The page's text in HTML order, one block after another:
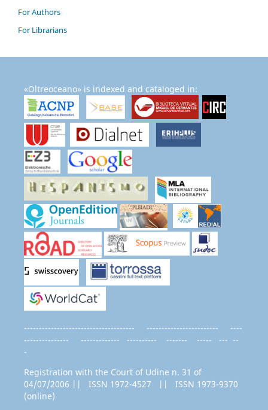
For Authors
For Librarians
«Oltreoceano» is indexed and cataloged in:
------------------------------------- ------------------------ ----
--------------- ------------- ---------- ------- ----- --- --
-
Registration with the Court of Udine n. 31 of
04/07/2006 || ISSN 1972-4527 || ISSN 1973-9370
(online)